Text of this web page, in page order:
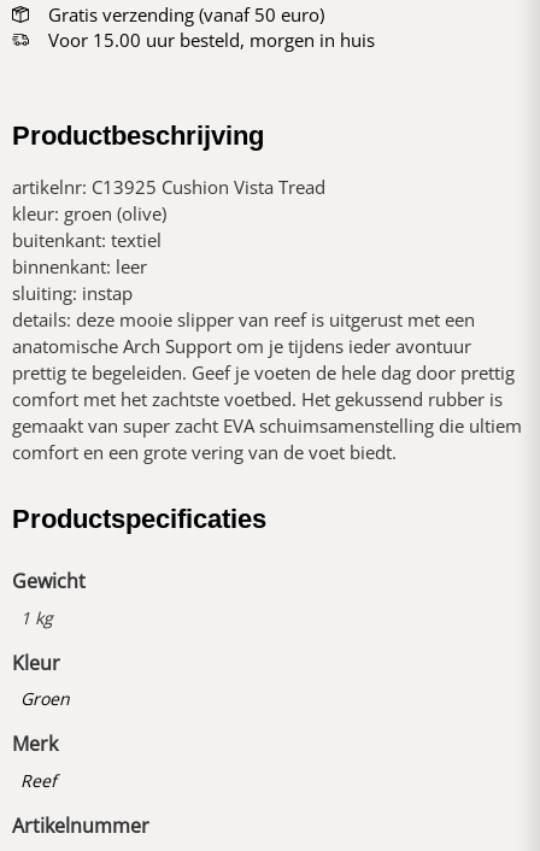
Gratis verzending (vanaf 50 euro)
Voor 15.00 uur besteld, morgen in huis
Productbeschrijving
artikelnr: C13925 Cushion Vista Tread
kleur: groen (olive)
buitenkant: textiel
binnenkant: leer
sluiting: instap
details: deze mooie slipper van reef is uitgerust met een
anatomische Arch Support om je tijdens ieder avontuur
prettig te begeleiden. Geef je voeten de hele dag door prettig
comfort met het zachtste voetbed. Het gekussend rubber is
gemaakt van super zacht EVA schuimsamenstelling die ultiem
comfort en een grote vering van de voet biedt.
Productspecificaties
Gewicht
1 kg
Kleur
Groen
Merk
Reef
Artikelnummer